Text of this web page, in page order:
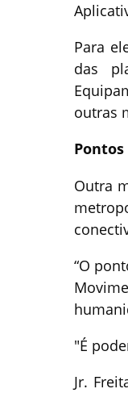
Para
das
outras
Outra
“O
"É
Jr.